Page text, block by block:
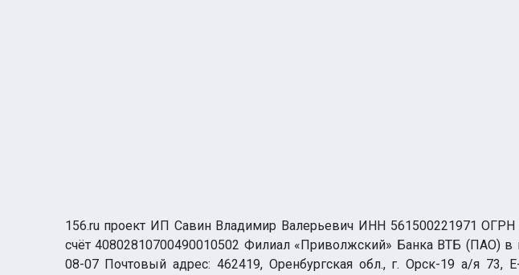
156.ru проект ИП Савин Владимир Валерьевич ИНН 561500221971 ОГРН
счёт 40802810700490010502 Филиал «Приволжский» Банка ВТБ (ПАО)
08-07 Почтовый адрес: 462419, Оренбургская обл., г. Орск-19 а/я